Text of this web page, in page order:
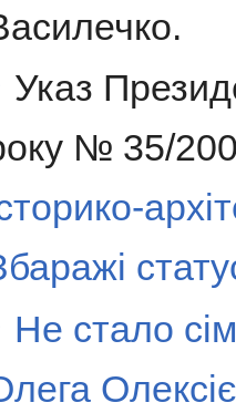
Указ
№ 35/
Не стало